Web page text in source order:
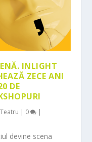
INLIGHT
ZECE ANI
DE
Teatru | 0 |
devine scena